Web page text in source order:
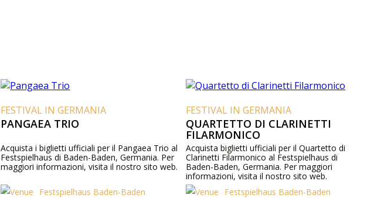
FESTIVAL IN GERMANIA
PANGAEA TRIO
Acquista i biglietti ufficiali per il Pangaea Trio al
Festspielhaus di Baden-Baden, Germania. Per
maggiori informazioni, visita il nostro sito web.
Festspielhaus Baden-Baden
FESTIVAL IN GERMANIA
QUARTETTO DI CLARINETTI
FILARMONICO
Acquista biglietti ufficiali per il Quartetto di
Clarinetti Filarmonico al Festspielhaus di
Baden-Baden, Germania. Per maggiori
informazioni, visita il nostro sito web.
Festspielhaus Baden-Baden